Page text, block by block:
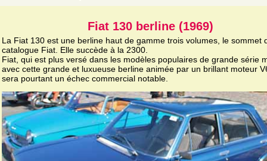
Fiat 130 berline (1969)
La Fiat 130 est une berline haut de gamme trois volumes, le sommet
catalogue Fiat. Elle succède à la 2300.
Fiat, qui est plus versé dans les modèles populaires de grande série
avec cette grande et luxueuse berline animée par un brillant moteur
sera pourtant un échec commercial notable.